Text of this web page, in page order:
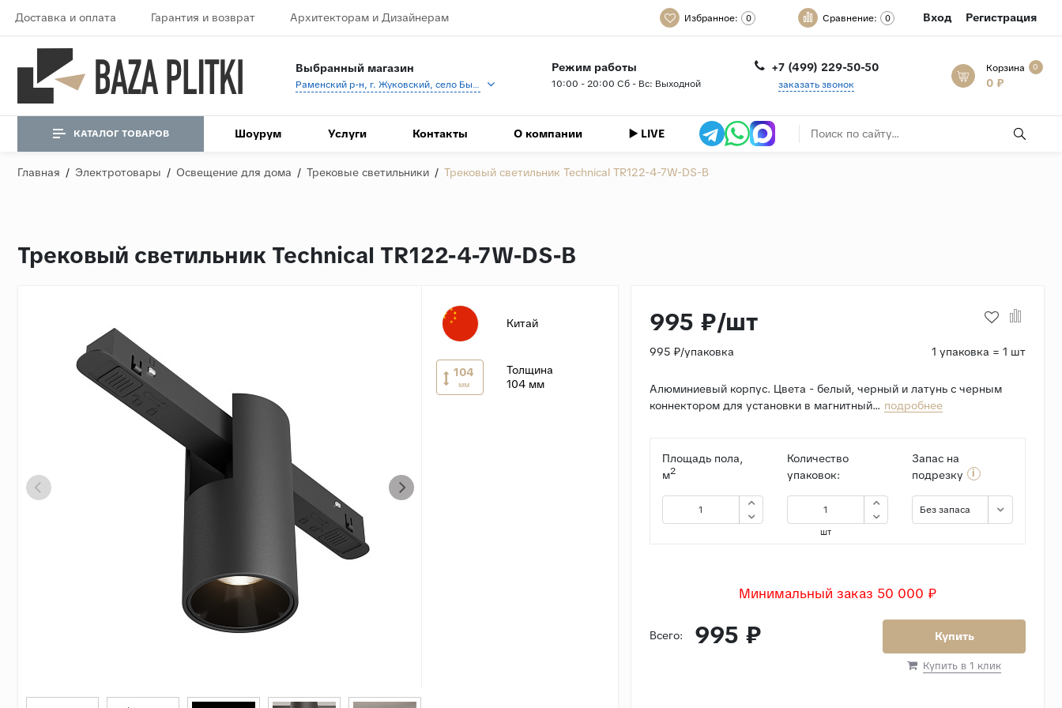
Доставка и оплата Гарантия и возврат Архитекторам и Дизайнерам Избранное: 0 Сравнение: 0 Вход Регистрация
Выбранный магазин
Раменский р-н, г. Жуковский, село Быково, кп Спартак, Береговая ул., 1
Режим работы
10:00 - 20:00 Сб - Вс: Выходной
+7 (499) 229-50-50
заказать звонок
Корзина 0
0 ₽
КАТАЛОГ ТОВАРОВ Шоурум Услуги Контакты О компании ▶️ LIVE
Главная / Электротовары / Освещение для дома / Трековые светильники / Трековый светильник Technical TR122-4-7W-DS-B
Трековый светильник Technical TR122-4-7W-DS-B
Китай
104
мм
Толщина
104 мм
995 ₽/шт
995 ₽/упаковка 1 упаковка = 1 шт
Алюминиевый корпус. Цвета - белый, черный и латунь с черным
коннектором для установки в магнитный... подробнее
Площадь пола,
м2
Количество
упаковок:
шт
Запас на
подрезку
i
Без запаса
Минимальный заказ 50 000 ₽
Всего: 995 ₽ Купить
Купить в 1 клик